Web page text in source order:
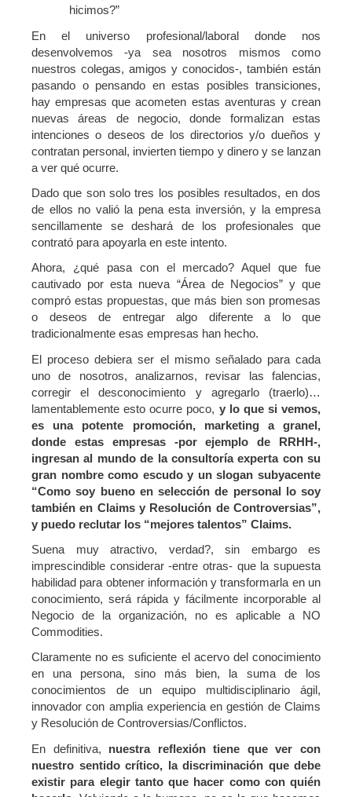
hicimos?”
En el universo profesional/laboral donde nos
desenvolvemos -ya sea nosotros mismos como
nuestros colegas, amigos y conocidos-, también están
pasando o pensando en estas posibles transiciones,
hay empresas que acometen estas aventuras y crean
nuevas áreas de negocio, donde formalizan estas
intenciones o deseos de los directorios y/o dueños y
contratan personal, invierten tiempo y dinero y se lanzan
a ver qué ocurre.
Dado que son solo tres los posibles resultados, en dos
de ellos no valió la pena esta inversión, y la empresa
sencillamente se deshará de los profesionales que
contrató para apoyarla en este intento.
Ahora, ¿qué pasa con el mercado? Aquel que fue
cautivado por esta nueva “Área de Negocios” y que
compró estas propuestas, que más bien son promesas
o deseos de entregar algo diferente a lo que
tradicionalmente esas empresas han hecho.
El proceso debiera ser el mismo señalado para cada
uno de nosotros, analizarnos, revisar las falencias,
corregir el desconocimiento y agregarlo (traerlo)…
lamentablemente esto ocurre poco, y lo que si vemos,
es una potente promoción, marketing a granel,
donde estas empresas -por ejemplo de RRHH-,
ingresan al mundo de la consultoría experta con su
gran nombre como escudo y un slogan subyacente
“Como soy bueno en selección de personal lo soy
también en Claims y Resolución de Controversias”,
y puedo reclutar los “mejores talentos” Claims.
Suena muy atractivo, verdad?, sin embargo es
imprescindible considerar -entre otras- que la supuesta
habilidad para obtener información y transformarla en un
conocimiento, será rápida y fácilmente incorporable al
Negocio de la organización, no es aplicable a NO
Commodities.
Claramente no es suficiente el acervo del conocimiento
en una persona, sino más bien, la suma de los
conocimientos de un equipo multidisciplinario ágil,
innovador con amplia experiencia en gestión de Claims
y Resolución de Controversias/Conflictos.
En definitiva, nuestra reflexión tiene que ver con
nuestro sentido crítico, la discriminación que debe
existir para elegir tanto que hacer como con quién